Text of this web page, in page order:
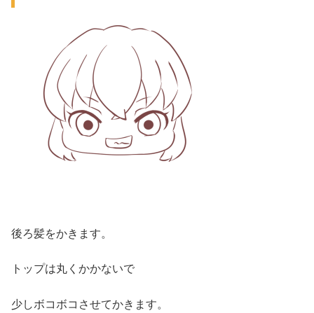
後ろ髪をかきます。
トップは丸くかかないで
少しボコボコさせてかきます。